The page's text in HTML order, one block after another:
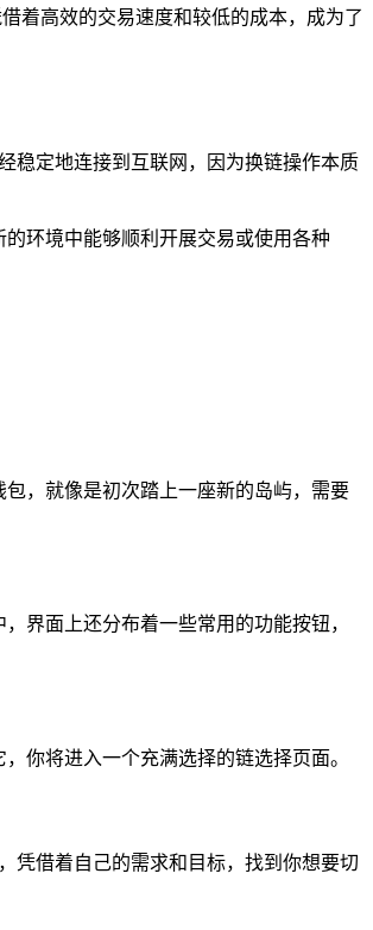
着高效的交易速度和较低的成本，成为了
稳定地连接到互联网，因为换链操作本质
环境中能够顺利开展交易或使用各种
，就像是初次踏上一座新的岛屿，需要
界面上还分布着一些常用的功能按钮，
你将进入一个充满选择的链选择页面。
凭借着自己的需求和目标，找到你想要切